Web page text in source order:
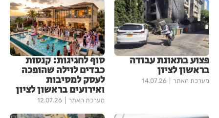
פצוע בתאונת עבודה
בראשון לציון
מערכת האתר 14.07.26
סוף לחגיגות: קנסות
כבדים לוילה שהופכה
לעסק למסיבות
ואירועים בראשון לציון
מערכת האתר 12.07.26